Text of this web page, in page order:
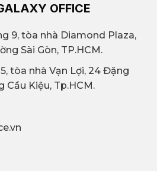
OFFICE
9, tòa nhà Diamond Plaza,
Sài Gòn, TP.HCM.
tòa nhà Vạn Lợi, 24 Đặng
Cầu Kiệu, Tp.HCM.